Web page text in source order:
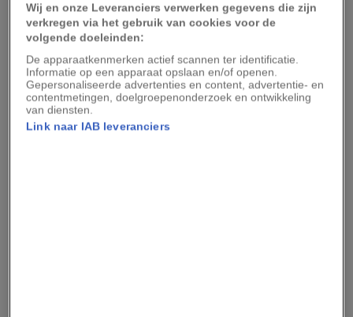
baobabs en vanille-orchideeën groeien. Queen
Charlotte’s Cottage is ideaal voor een koninklijke
picknick, terwijl de Orangery een bekoorlijke
omgeving biedt om te lunchen.
Powerscourt Gardens
Wij en onze Leveranciers verwerken gegevens die zijn
verkregen via het gebruik van cookies voor de
volgende doeleinden:
De apparaatkenmerken actief scannen ter identificatie.
Informatie op een apparaat opslaan en/of openen.
Gepersonaliseerde advertenties en content, advertentie- en
contentmetingen, doelgroepenonderzoek en ontwikkeling
van diensten.
Link naar IAB leveranciers